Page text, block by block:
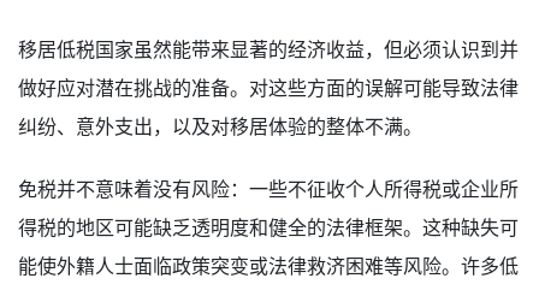
移居低税国家虽然能带来显著的经济收益，但必须认识到并
做好应对潜在挑战的准备。对这些方面的误解可能导致法律
纠纷、意外支出，以及对移居体验的整体不满。
免税并不意味着没有风险：一些不征收个人所得税或企业所
得税的地区可能缺乏透明度和健全的法律框架。这种缺失可
能使外籍人士面临政策突变或法律救济困难等风险。许多低